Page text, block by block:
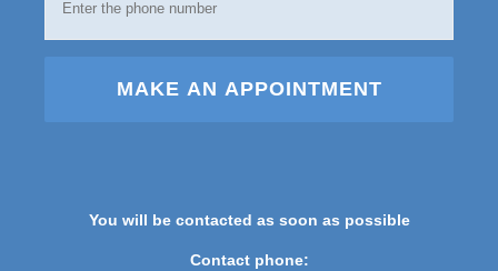
MAKE AN APPOINTMENT
You will be contacted as soon as possible
Contact phone: